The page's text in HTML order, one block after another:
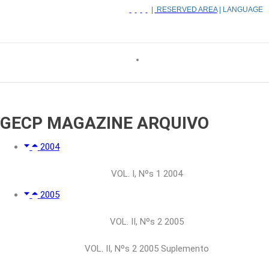
RESERVED AREA| LANGUAGE
GECP MAGAZINE ARQUIVO
2004
VOL. I, Nºs 1 2004
2005
VOL. II, Nºs 2 2005
VOL. II, Nºs 2 2005 Suplemento